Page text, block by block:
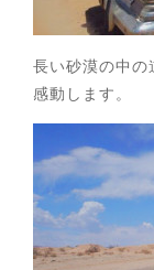
長い砂漠の中の
感動します。